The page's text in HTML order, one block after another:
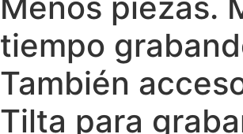
tiempo
También
Tilta para